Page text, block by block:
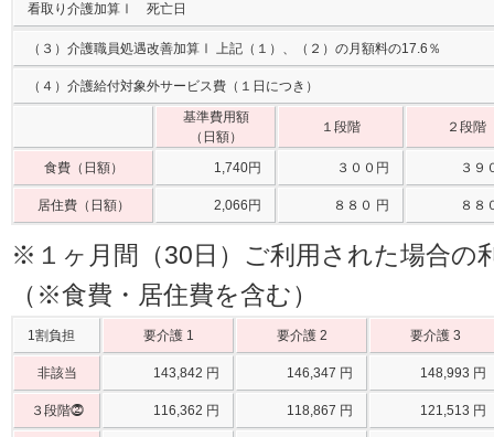
看取り介護加算Ⅰ 死亡日
（３）介護職員処遇改善加算Ⅰ 上記（１）、（２）の月額料の17.6％
（４）介護給付対象外サービス費（１日につき）
基準費用額
（日額）
１段階 ２段階
食費（日額） 1,740円 ３００円 ３９
居住費（日額） 2,066円 ８８０ 円 ８８
※１ヶ月間（30日）ご利用された場合の
（※食費・居住費を含む）
1割負担 要介護 1 要介護 2 要介護 3
非該当 143,842 円 146,347 円 148,993 円
３段階⓶ 116,362 円 118,867 円 121,513 円